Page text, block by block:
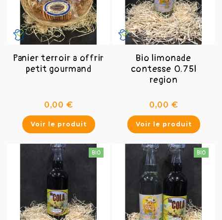
Panier terroir a offrir
petit gourmand
0,00 €Prix
Voir le produit
Bio limonade
contesse 0.75l
region
0,00 €Prix
Voir le produit